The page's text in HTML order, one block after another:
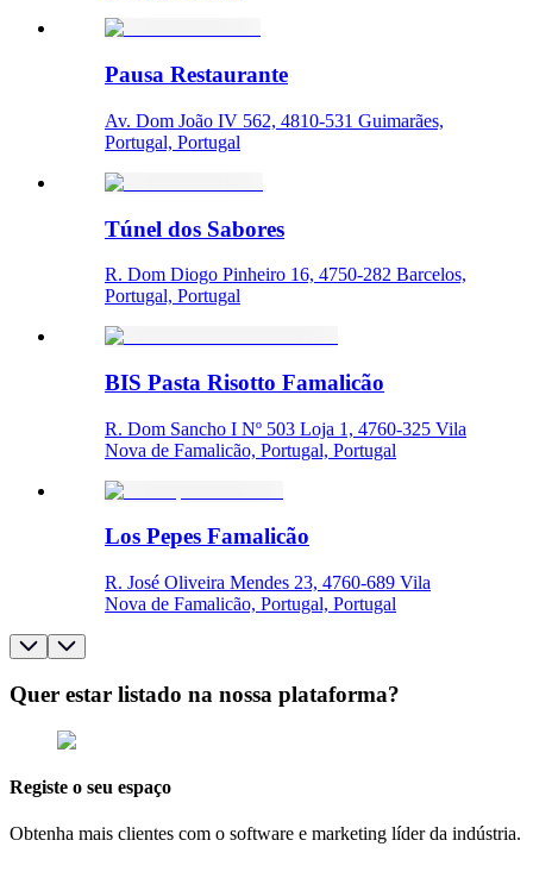
Pausa Restaurante
Av. Dom João IV 562, 4810-531 Guimarães,
Portugal, Portugal
Túnel dos Sabores
R. Dom Diogo Pinheiro 16, 4750-282 Barcelos,
Portugal, Portugal
BIS Pasta Risotto Famalicão
R. Dom Sancho I Nº 503 Loja 1, 4760-325 Vila
Nova de Famalicão, Portugal, Portugal
Los Pepes Famalicão
R. José Oliveira Mendes 23, 4760-689 Vila
Nova de Famalicão, Portugal, Portugal
Quer estar listado na nossa plataforma?
Registe o seu espaço
Obtenha mais clientes com o software e marketing líder da indústria.